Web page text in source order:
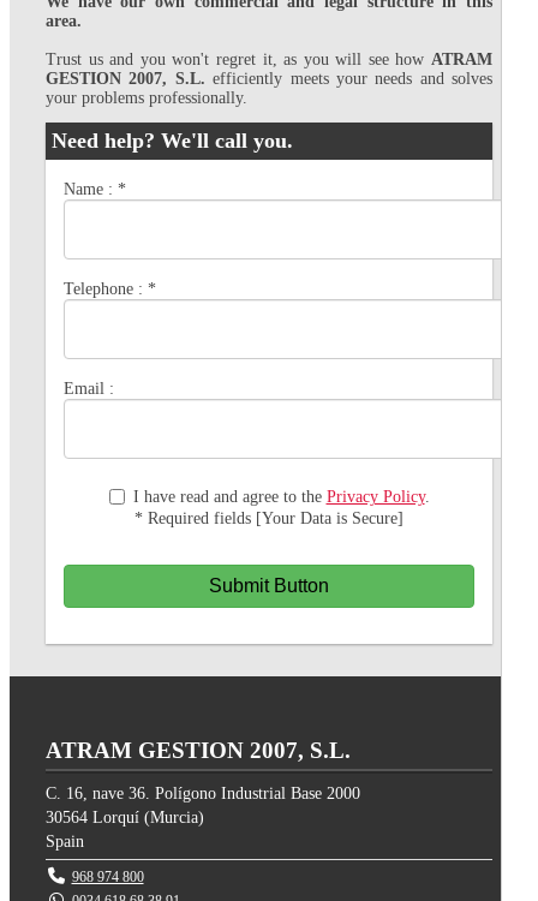
area.
Trust us and you won't regret it, as you will see how ATRAM
GESTION 2007, S.L. efficiently meets your needs and solves
your problems professionally.
Need help? We'll call you.
Name : *
Telephone : *
Email :
I have read and agree to the Privacy Policy.
* Required fields [Your Data is Secure]
Submit Button
ATRAM GESTION 2007, S.L.
C. 16, nave 36. Polígono Industrial Base 2000
30564 Lorquí (Murcia)
Spain
968 974 800